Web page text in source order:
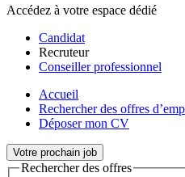
Accédez à votre espace dédié
Candidat
Recruteur
Conseiller professionnel
Accueil
Rechercher des offres
Déposer mon CV
Votre prochain job
Rechercher des offres